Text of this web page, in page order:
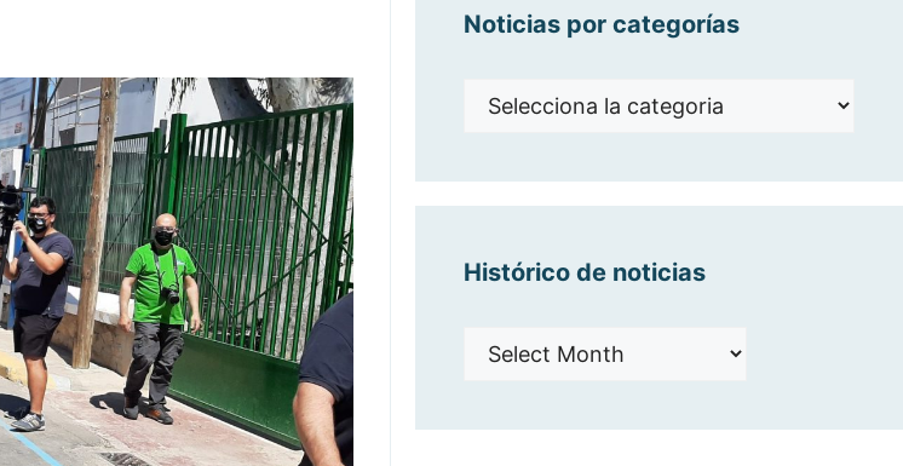
Noticias por categorías
Noticias
Histórico de noticias
Histórico